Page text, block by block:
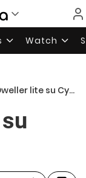
Watch
lite su Cydia